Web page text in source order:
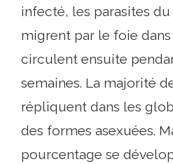
infecté, les parasites
migrent par le foie
circulent ensuite
semaines. La majorité
répliquent dans les
des formes asexuées.
pourcentage se